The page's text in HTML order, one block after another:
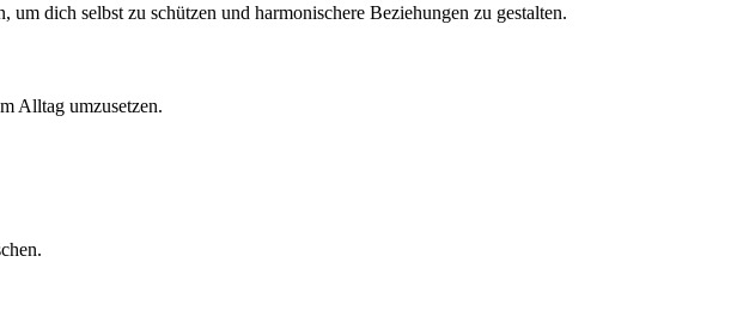
dich selbst zu schützen und harmonischere Beziehungen zu gestalten.
Alltag umzusetzen.